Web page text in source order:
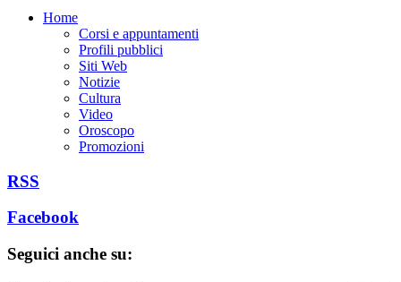
Home
Corsi e appuntamenti
Profili pubblici
Siti Web
Notizie
Cultura
Video
Oroscopo
Promozioni
RSS
Facebook
Seguici anche su: